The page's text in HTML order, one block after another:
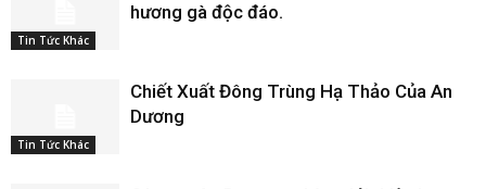
Tin Tức Khác
hương gà độc đáo.
Tin Tức Khác
Chiết Xuất Đông Trùng Hạ Thảo Của An
Dương